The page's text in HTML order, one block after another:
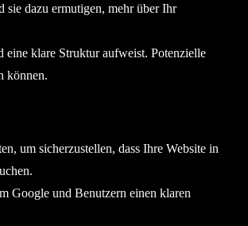
sie dazu ermutigen, mehr über Ihr
eine klare Struktur aufweist. Potenzielle
können.
um sicherzustellen, dass Ihre Website in
Google und Benutzern einen klaren